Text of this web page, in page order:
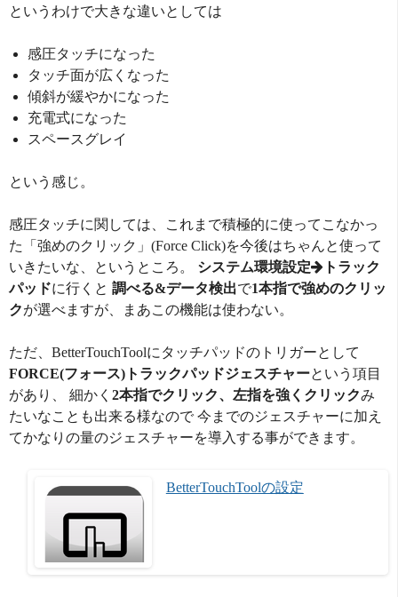
というわけで大きな違いとしては
感圧タッチになった
タッチ面が広くなった
傾斜が緩やかになった
充電式になった
スペースグレイ
という感じ。
感圧タッチに関しては、これまで積極的に使ってこなかっ
た「強めのクリック」(Force Click)を今後はちゃんと使って
いきたいな、というところ。 システム環境設定
トラック
パッドに行くと 調べる&データ検出で1本指で強めのクリッ
クが選べますが、まあこの機能は使わない。
ただ、BetterTouchToolにタッチパッドのトリガーとして
FORCE(フォース)トラックパッドジェスチャーという項目
があり、 細かく 2本指でクリック、左指を強くクリックみ
たいなことも出来る様なので 今までのジェスチャーに加え
てかなりの量のジェスチャーを導入する事ができます。
BetterTouchToolの設定